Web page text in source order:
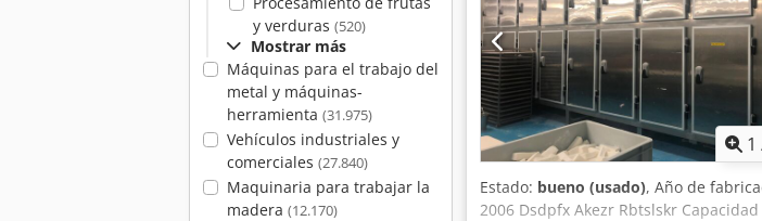
y verduras (520)
Mostrar más
Máquinas para el trabajo del
metal y máquinas-
herramienta (31.975)
Vehículos industriales y
comerciales (27.840)
Maquinaria para trabajar la
madera (12.170)
1
Estado: bueno (usado), Año de
2006 Dsdpfx Akezr Rbtslskr